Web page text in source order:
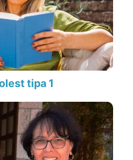
tipa 1